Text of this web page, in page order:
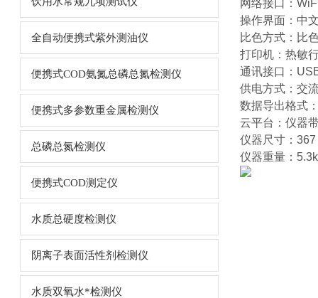
全自动便携式紫外测油仪
便携式COD氨氮总磷总氮检测仪
便携式多参数重金属检测仪
总磷总氮检测仪
便携式COD测定仪
水质总硬度检测仪
阴离子表面活性剂检测仪
水质双氧水*检测仪
网络接口：
操作界面：中
比色方式：比
打印机：热敏
通讯接口：
供电方式：交
数据导出格式
云平台：仪器
仪器尺寸：
仪器重量：